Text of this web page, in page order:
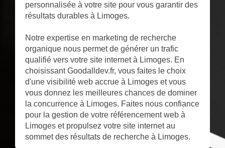
personnalisée à votre site pour vous garantir des
résultats durables à Limoges.
Notre expertise en marketing de recherche
organique nous permet de générer un trafic
qualifié vers votre site internet à Limoges. En
choisissant Goodalldev.fr, vous faites le choix
d'une visibilité web accrue à Limoges et vous
vous donnez les meilleures chances de dominer
la concurrence à Limoges. Faites nous confiance
pour la gestion de votre référencement web à
Limoges et propulsez votre site internet au
sommet des résultats de recherche à Limoges.